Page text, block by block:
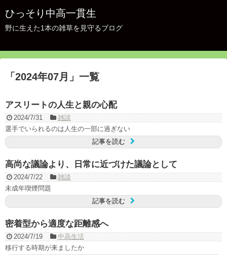
ひっそり中高一貫生
野に生えた1本の雑草を見守るブログ
「 2024年07月 」 一覧
アスリートの人生と親の心配
2024/7/31
雑談
選手でいられるのは人生の一部に過ぎない
記事を読む
高尚な議論より、日常に近づけた議論として
2024/7/22
雑談
未成年喫煙問題
記事を読む
密着型から適度な距離感へ
2024/7/19
中高生活
移行する時期が来ましたか